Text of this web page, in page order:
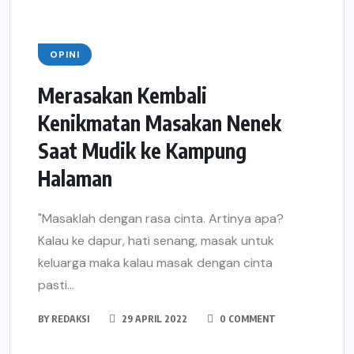
OPINI
Merasakan Kembali
Kenikmatan Masakan Nenek
Saat Mudik ke Kampung
Halaman
"Masaklah dengan rasa cinta. Artinya apa?
Kalau ke dapur, hati senang, masak untuk
keluarga maka kalau masak dengan cinta
pasti...
BY REDAKSI 29 APRIL 2022 0 COMMENT